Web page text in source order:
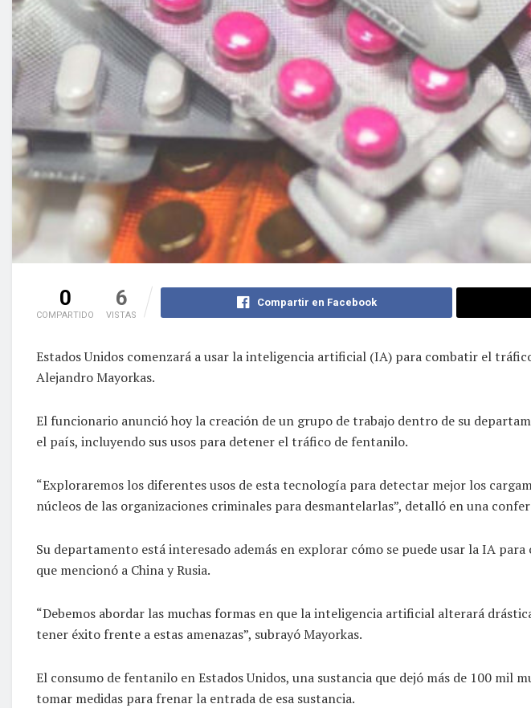
0
COMPARTIDO
6
VISTAS
Compartir en Facebook
Estados Unidos comenzará a usar la inteligencia artificial (IA) para combatir el
Alejandro Mayorkas.
El funcionario anunció hoy la creación de un grupo de trabajo dentro de su
el país, incluyendo sus usos para detener el tráfico de fentanilo.
“Exploraremos los diferentes usos de esta tecnología para detectar mejor los
núcleos de las organizaciones criminales para desmantelarlas”, detalló en una
Su departamento está interesado además en explorar cómo se puede usar la IA
que mencionó a China y Rusia.
“Debemos abordar las muchas formas en que la inteligencia artificial alterará
tener éxito frente a estas amenazas”, subrayó Mayorkas.
El consumo de fentanilo en Estados Unidos, una sustancia que dejó más de 100 mil
tomar medidas para frenar la entrada de esa sustancia.